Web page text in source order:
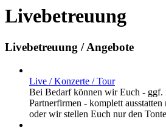
Livebetreuung
Livebetreuung / Angebote
Live / Konzerte / Tour
Bei Bedarf können wir Euch - ggf.
Partnerfirmen - komplett
oder wir stellen Euch nur den